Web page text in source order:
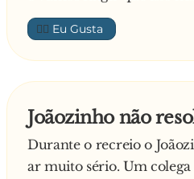
👍🏼
Joãozinho não
Durante o recreio o
ar muito sério. Um colega